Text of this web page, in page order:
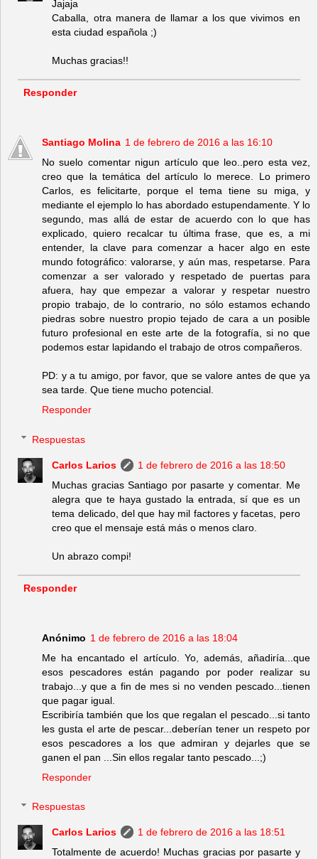
Jajaja
Caballa, otra manera de llamar a los que vivimos en
esta ciudad española ;)
Muchas gracias!!
Responder
Santiago Molina 1 de febrero de 2016 a las 16:10
No suelo comentar nigun artículo que leo..pero esta vez,
creo que la temática del artículo lo merece. Lo primero
Carlos, es felicitarte, porque el tema tiene su miga, y
mediante el ejemplo lo has abordado estupendamente. Y lo
segundo, mas allá de estar de acuerdo con lo que has
explicado, quiero recalcar tu última frase, que es, a mi
entender, la clave para comenzar a hacer algo en este
mundo fotográfico: valorarse, y aún mas, respetarse. Para
comenzar a ser valorado y respetado de puertas para
afuera, hay que empezar a valorar y respetar nuestro
propio trabajo, de lo contrario, no sólo estamos echando
piedras sobre nuestro propio tejado de cara a un posible
futuro profesional en este arte de la fotografía, si no que
podemos estar lapidando el trabajo de otros compañeros.
PD: y a tu amigo, por favor, que se valore antes de que ya
sea tarde. Que tiene mucho potencial.
Responder
Respuestas
Carlos Larios
1 de febrero de 2016 a las 18:50
Muchas gracias Santiago por pasarte y comentar. Me
alegra que te haya gustado la entrada, sí que es un
tema delicado, del que hay mil factores y facetas, pero
creo que el mensaje está más o menos claro.
Un abrazo compi!
Responder
Anónimo 1 de febrero de 2016 a las 18:04
Me ha encantado el artículo. Yo, además, añadiría...que
esos pescadores están pagando por poder realizar su
trabajo...y que a fin de mes si no venden pescado...tienen
que pagar igual.
Escribiría también que los que regalan el pescado...si tanto
les gusta el arte de pescar...deberían tener un respeto por
esos pescadores a los que admiran y dejarles que se
ganen el pan ...Sin ellos regalar tanto pescado...;)
Responder
Respuestas
Carlos Larios
1 de febrero de 2016 a las 18:51
Totalmente de acuerdo! Muchas gracias por pasarte y